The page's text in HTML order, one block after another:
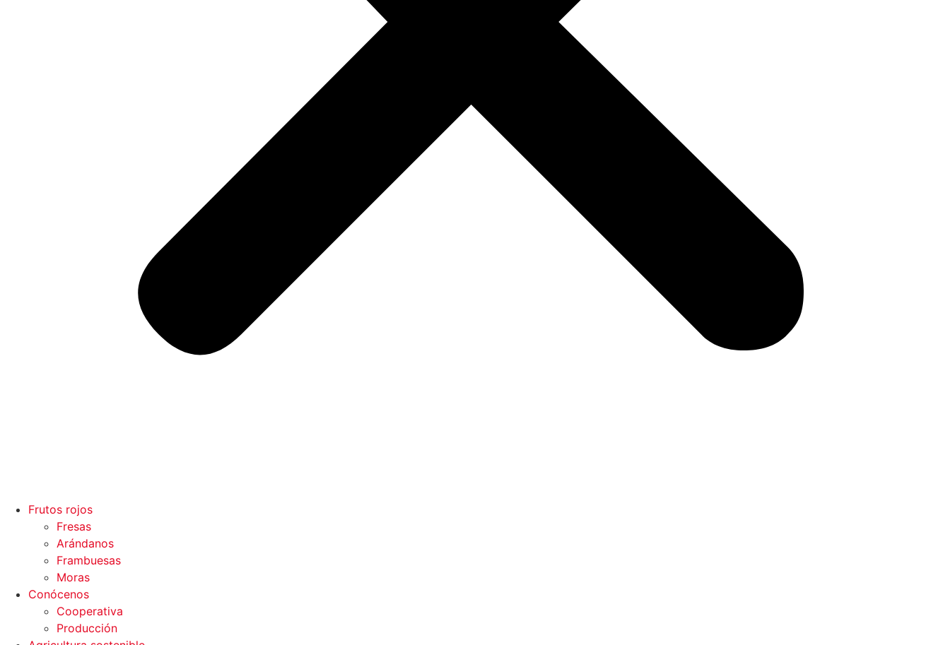
Frutos rojos
Fresas
Arándanos
Frambuesas
Moras
Conócenos
Cooperativa
Producción